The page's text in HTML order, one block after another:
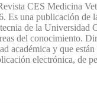
CES Medicina
Es una publicación de
de la Universidad
del conocimiento.
académica y que están
electrónica, de